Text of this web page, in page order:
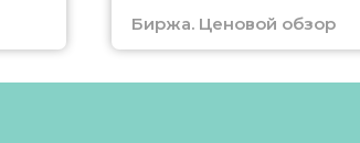
Биржа. Ценовой обзор